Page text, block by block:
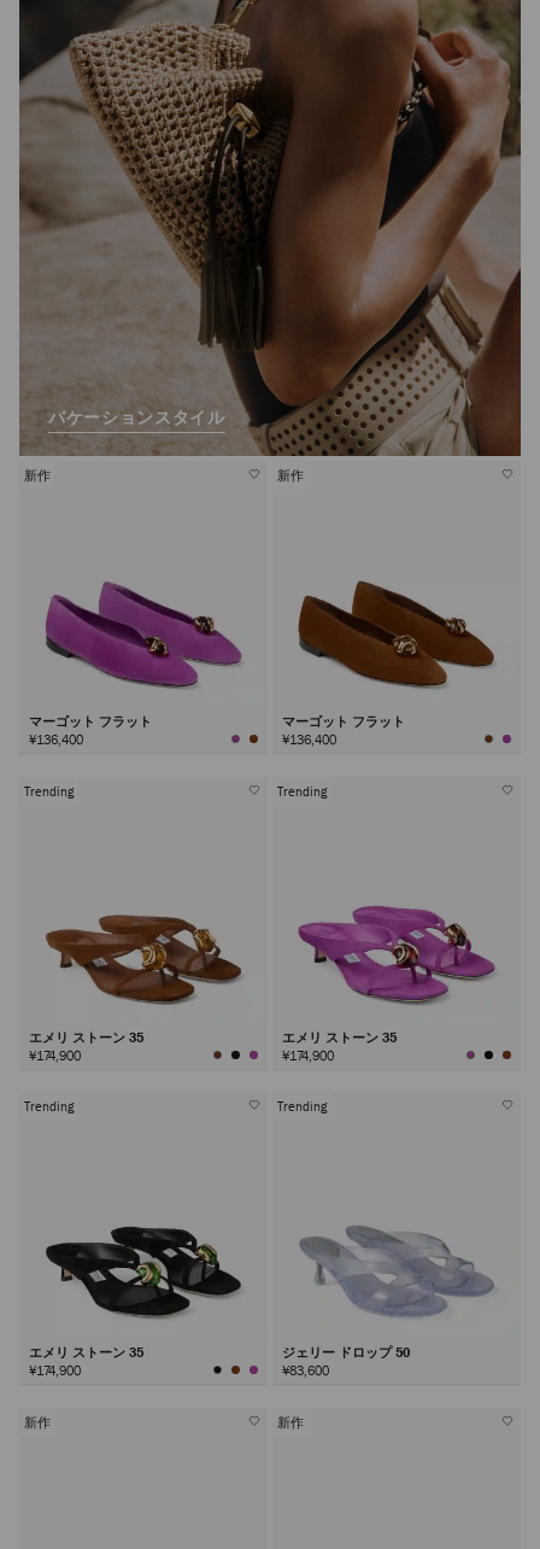
バケーションスタイル
新作
マーゴット フラット
¥136,400
新作
マーゴット フラット
¥136,400
Trending
エメリ ストーン 35
¥174,900
Trending
エメリ ストーン 35
¥174,900
Trending
エメリ ストーン 35
¥174,900
Trending
ジェリー ドロップ 50
¥83,600
新作 新作